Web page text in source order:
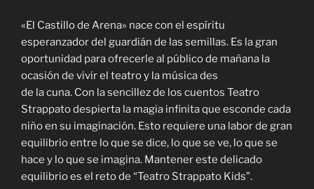
«El Castillo de Arena» nace con el espíritu
esperanzador del guardián de las semillas. Es la gran
oportunidad para ofrecerle al público de mañana la
ocasión de vivir el teatro y la música des
de la cuna. Con la sencillez de los cuentos Teatro
Strappato despierta la magia infinita que esconde cada
niño en su imaginación. Esto requiere una labor de gran
equilibrio entre lo que se dice, lo que se ve, lo que se
hace y lo que se imagina. Mantener este delicado
equilibrio es el reto de “Teatro Strappato Kids”.